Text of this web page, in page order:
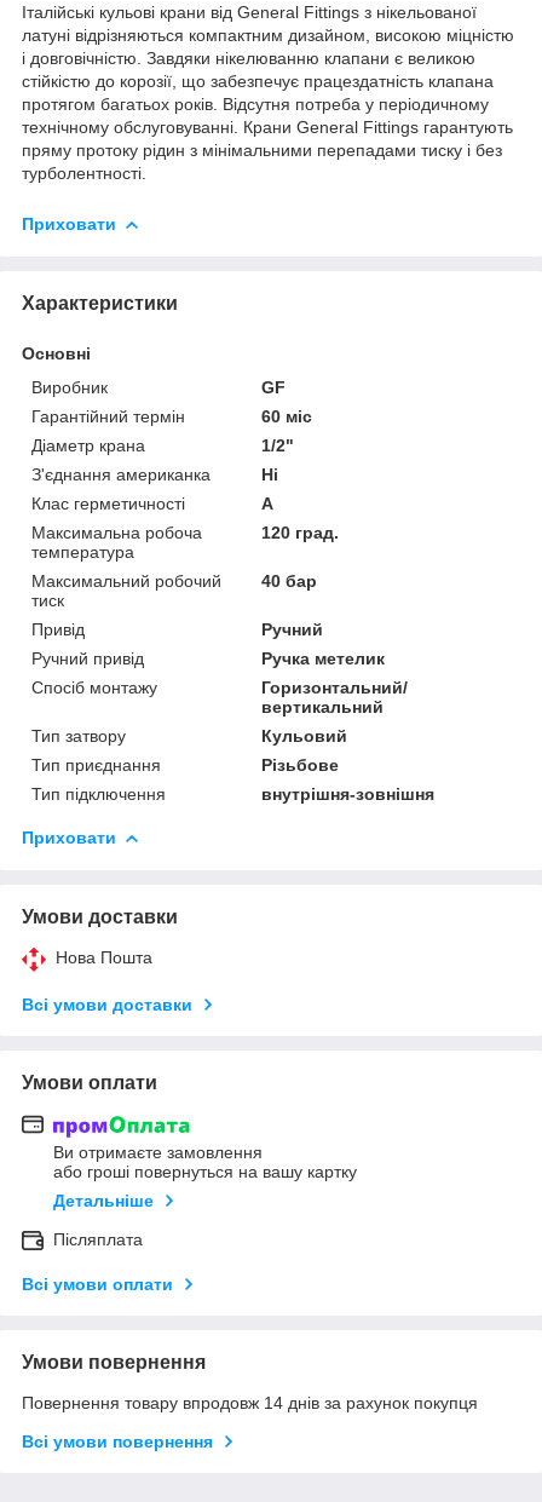
Італійські кульові крани від General Fittings з нікельованої
латуні відрізняються компактним дизайном, високою міцністю
і довговічністю. Завдяки нікелюванню клапани є великою
стійкістю до корозії, що забезпечує працездатність клапана
протягом багатьох років. Відсутня потреба у періодичному
технічному обслуговуванні. Крани General Fittings гарантують
пряму протоку рідин з мінімальними перепадами тиску і без
турболентності.
Приховати
Характеристики
Основні
Виробник
GF
Гарантійний термін
60 міс
Діаметр крана
1/2"
З'єднання американка
Ні
Клас герметичності
А
Максимальна робоча
температура
120 град.
Максимальний робочий
тиск
40 бар
Привід
Ручний
Ручний привід
Ручка метелик
Спосіб монтажу
Горизонтальний/
вертикальний
Тип затвору
Кульовий
Тип приєднання
Різьбове
Тип підключення
внутрішня-зовнішня
Приховати
Умови доставки
Нова Пошта
Всі умови доставки
Умови оплати
Ви отримаєте замовлення
або гроші повернуться на вашу картку
Детальніше
Післяплата
Всі умови оплати
Умови повернення
Повернення товару впродовж 14 днів за рахунок покупця
Всі умови повернення